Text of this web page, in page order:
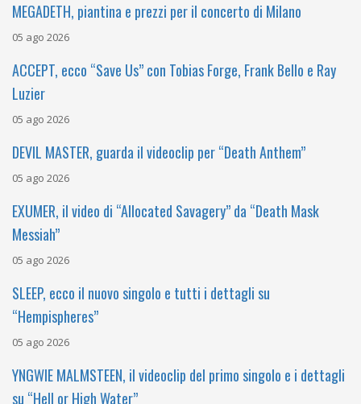
MEGADETH, piantina e prezzi per il concerto di Milano
05 ago 2026
ACCEPT, ecco “Save Us” con Tobias Forge, Frank Bello e Ray
Luzier
05 ago 2026
DEVIL MASTER, guarda il videoclip per “Death Anthem”
05 ago 2026
EXUMER, il video di “Allocated Savagery” da “Death Mask
Messiah”
05 ago 2026
SLEEP, ecco il nuovo singolo e tutti i dettagli su
“Hempispheres”
05 ago 2026
YNGWIE MALMSTEEN, il videoclip del primo singolo e i dettagli
su “Hell or High Water”